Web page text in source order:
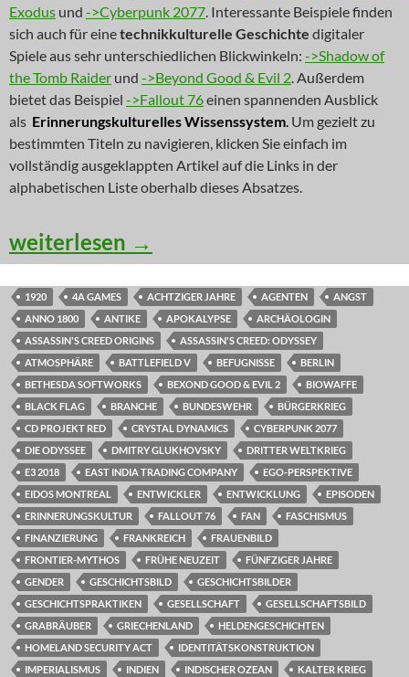
Exodus und ->Cyberpunk 2077. Interessante Beispiele finden
sich auch für einetechnikkulturelle Geschichte digitaler
Spiele aus sehr unterschiedlichen Blickwinkeln: ->Shadow of
the Tomb Raider und ->Beyond Good & Evil 2. Außerdem
bietet das Beispiel ->Fallout 76einen spannenden Ausblick
als Erinnerungskulturelles Wissenssystem. Um gezielt zu
bestimmten Titeln zu navigieren, klicken Sie einfach im
vollständig ausgeklappten Artikel auf die Links in der
alphabetischen Liste oberhalb dieses Absatzes.
NEWS: Himmelreiche aus der Stadt der
weiterlesen →
1920 4A GAMES ACHTZIGER JAHRE AGENTEN
ANGST
ANNO 1800
ANTIKE APOKALYPSE
ARCHÄOLOGIN
ASSASSIN'S CREED ORIGINS
ASSASSIN'S CREED: ODYSSEY
ATMOSPHÄRE
BATTLEFIELD V BEFUGNISSE
BERLIN
BETHESDA SOFTWORKS
BEXOND GOOD & EVIL 2
BIOWAFFE
BLACK FLAG
BRANCHE BUNDESWEHR
BÜRGERKRIEG
CD PROJEKT RED
CRYSTAL DYNAMICS
CYBERPUNK 2077
DIE ODYSSEE
DMITRY GLUKHOVSKY
DRITTER WELTKRIEG
E3 2018
EAST INDIA TRADING COMPANY
EGO-PERSPEKTIVE
EIDOS MONTREAL
ENTWICKLER ENTWICKLUNG
EPISODEN
ERINNERUNGSKULTUR
FALLOUT 76 FAN
FASCHISMUS
FINANZIERUNG
FRANKREICH
FRAUENBILD
FRONTIER-MYTHOS
FRÜHE NEUZEIT
FÜNFZIGER JAHRE
GENDER
GESCHICHTSBILD
GESCHICHTSBILDER
GESCHICHTSPRAKTIKEN
GESELLSCHAFT
GESELLSCHAFTSBILD
GRABRÄUBER
GRIECHENLAND
HELDENGESCHICHTEN
HOMELAND SECURITY ACT
IDENTITÄTSKONSTRUKTION
IMPERIALISMUS
INDIEN INDISCHER OZEAN
KALTER KRIEG